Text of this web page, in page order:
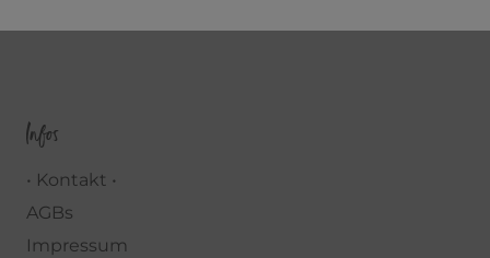
Infos
• Kontakt •
AGBs
Impressum